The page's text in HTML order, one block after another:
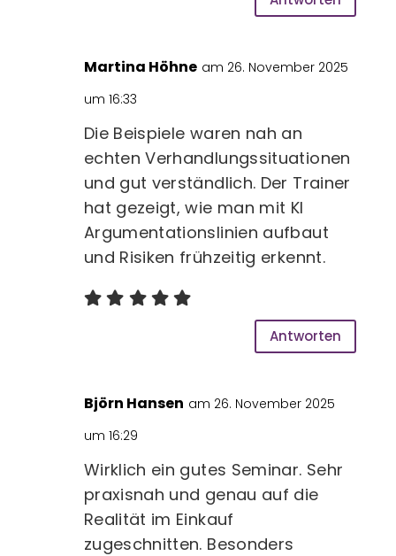
Martina Höhne am 26. November 2025
um 16:33
Die Beispiele waren nah an
echten Verhandlungssituationen
und gut verständlich. Der Trainer
hat gezeigt, wie man mit KI
Argumentationslinien aufbaut
und Risiken frühzeitig erkennt.
Antworten
Björn Hansen am 26. November 2025
um 16:29
Wirklich ein gutes Seminar. Sehr
praxisnah und genau auf die
Realität im Einkauf
zugeschnitten. Besonders